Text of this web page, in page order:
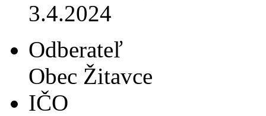
3.4.2024
Odberateľ
Obec Žitavce
IČO